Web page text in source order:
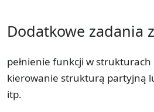
Dodatkowe zadania
pełnienie funkcji w
kierowanie strukturą partyjną
itp.